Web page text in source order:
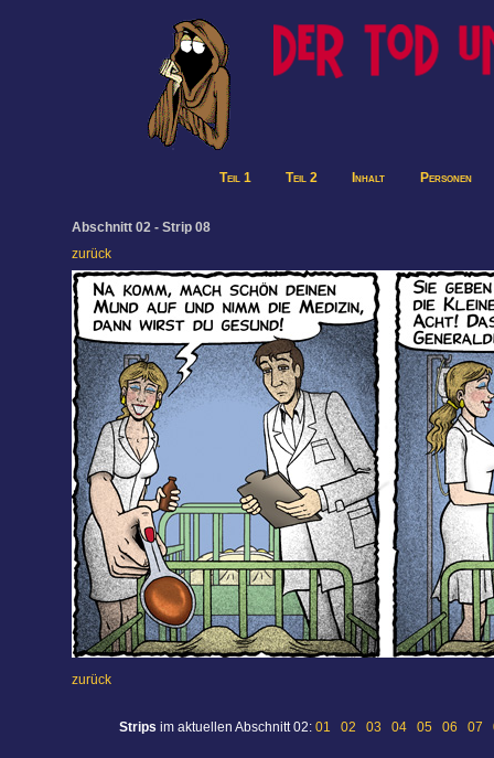
Teil 1 Teil 2 Inhalt Personen
Abschnitt 02 - Strip 08
zurück
zurück
Strips im aktuellen Abschnitt 02: 01 02 03 04 05 06 07